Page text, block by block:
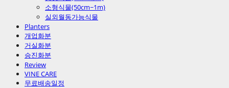
소형식물(50cm~1m)
실외월동가능식물
Planters
개업화분
거실화분
승진화분
Review
VINE CARE
무료배송일정